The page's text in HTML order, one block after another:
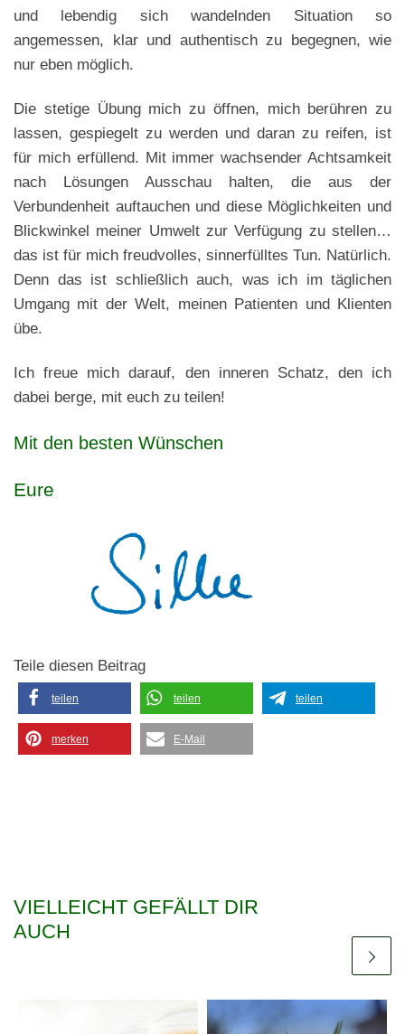
und lebendig sich wandelnden Situation so
angemessen, klar und authentisch zu begegnen, wie
nur eben möglich.
Die stetige Übung mich zu öffnen, mich berühren zu
lassen, gespiegelt zu werden und daran zu reifen, ist
für mich erfüllend. Mit immer wachsender Achtsamkeit
nach Lösungen Ausschau halten, die aus der
Verbundenheit auftauchen und diese Möglichkeiten und
Blickwinkel meiner Umwelt zur Verfügung zu stellen…
das ist für mich freudvolles, sinnerfülltes Tun. Natürlich.
Denn das ist schließlich auch, was ich im täglichen
Umgang mit der Welt, meinen Patienten und Klienten
übe.
Ich freue mich darauf, den inneren Schatz, den ich
dabei berge, mit euch zu teilen!
Mit den besten Wünschen
Eure
Teile diesen Beitrag
teilen teilen teilen
merken E-Mail
VIELLEICHT GEFÄLLT DIR
AUCH